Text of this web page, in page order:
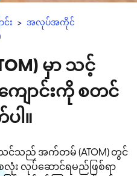
း
အလုပ်အကိုင်
မှာ သင့်
ောင်းကို စတင်
ါ။
င်သည် အက်တမ် (ATOM) တွင်
း လုပ်ဆောင်ရမည်ဖြစ်ရာ